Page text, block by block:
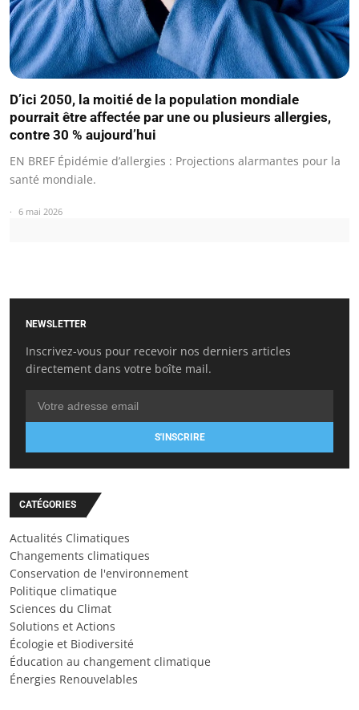
D’ici 2050, la moitié de la population mondiale
pourrait être affectée par une ou plusieurs allergies,
contre 30 % aujourd’hui
EN BREF Épidémie d’allergies : Projections alarmantes pour la
santé mondiale.
6 mai 2026
NEWSLETTER
Inscrivez-vous pour recevoir nos derniers articles
directement dans votre boîte mail.
S'INSCRIRE
CATÉGORIES
Actualités Climatiques
Changements climatiques
Conservation de l'environnement
Politique climatique
Sciences du Climat
Solutions et Actions
Écologie et Biodiversité
Éducation au changement climatique
Énergies Renouvelables